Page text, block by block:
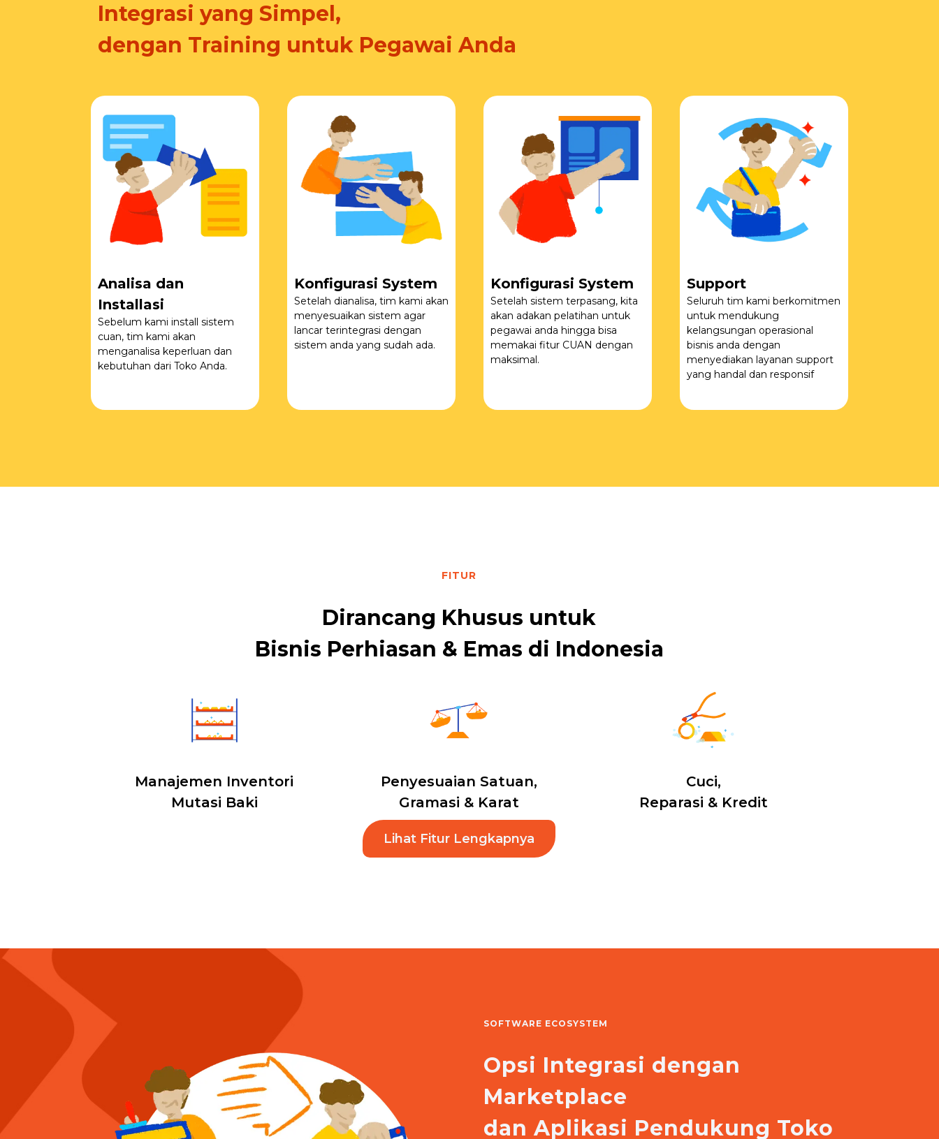
Integrasi yang Simpel,
dengan Training untuk Pegawai Anda
Analisa dan
Installasi
Sebelum kami install sistem
cuan, tim kami akan
menganalisa keperluan dan
kebutuhan dari Toko Anda.
Konfigurasi System
Setelah dianalisa, tim kami akan
menyesuaikan sistem agar
lancar terintegrasi dengan
sistem anda yang sudah ada.
Konfigurasi System
Setelah sistem terpasang, kita
akan adakan pelatihan untuk
pegawai anda hingga bisa
memakai fitur CUAN dengan
maksimal.
Support
Seluruh tim kami berkomitmen
untuk mendukung
kelangsungan operasional
bisnis anda dengan
menyediakan layanan support
yang handal dan responsif
FITUR
Dirancang Khusus untuk
Bisnis Perhiasan & Emas di Indonesia
Manajemen Inventori
Mutasi Baki
Penyesuaian Satuan,
Gramasi & Karat
Cuci,
Reparasi & Kredit
Lihat Fitur Lengkapnya
SOFTWARE ECOSYSTEM
Opsi Integrasi dengan
Marketplace
dan Aplikasi Pendukung Toko